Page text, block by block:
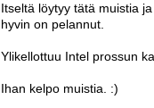
Itseltä löytyy tätä muistia
hyvin on pelannut.
Ylikellottuu Intel prossun
Ihan kelpo muistia. :)